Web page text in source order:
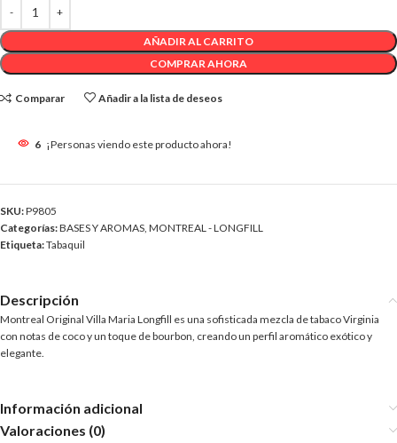
AÑADIR AL CARRITO
COMPRAR AHORA
Comparar Añadir a la lista de deseos
6 ¡Personas viendo este producto ahora!
SKU:P9805
Categorías:BASES Y AROMAS, MONTREAL - LONGFILL
Etiqueta:Tabaquil
Descripción
Montreal Original Villa Maria Longfill es una sofisticada mezcla de tabaco Virginia
con notas de coco y un toque de bourbon, creando un perfil aromático exótico y
elegante.
Información adicional
Valoraciones (0)